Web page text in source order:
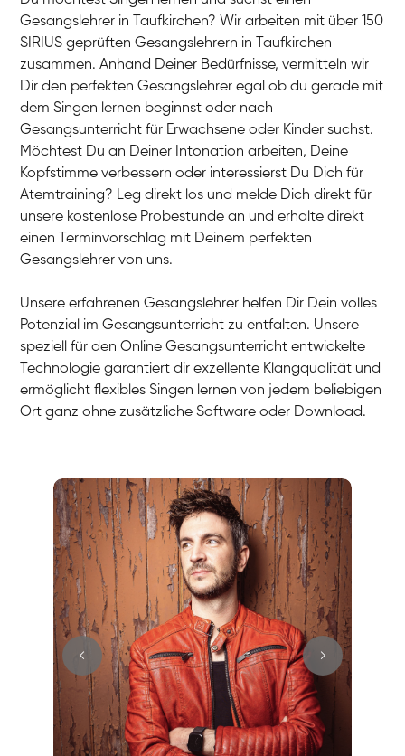
Gesangslehrer in Taufkirchen? Wir arbeiten mit über 150
SIRIUS geprüften Gesangslehrern in Taufkirchen
zusammen. Anhand Deiner Bedürfnisse, vermitteln wir
Dir den perfekten Gesangslehrer egal ob du gerade mit
dem Singen lernen beginnst oder nach
Gesangsunterricht für Erwachsene oder Kinder suchst.
Möchtest Du an Deiner Intonation arbeiten, Deine
Kopfstimme verbessern oder interessierst Du Dich für
Atemtraining? Leg direkt los und melde Dich direkt für
unsere kostenlose Probestunde an und erhalte direkt
einen Terminvorschlag mit Deinem perfekten
Gesangslehrer von uns.
Unsere erfahrenen Gesangslehrer helfen Dir Dein volles
Potenzial im Gesangsunterricht zu entfalten. Unsere
speziell für den Online Gesangsunterricht entwickelte
Technologie garantiert dir exzellente Klangqualität und
ermöglicht flexibles Singen lernen von jedem beliebigen
Ort ganz ohne zusätzliche Software oder Download.
Stefan
Gesang / Vocal